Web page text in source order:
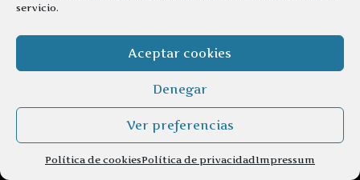
servicio.
Aceptar cookies
Denegar
Ver preferencias
Política de cookiesPolítica de privacidadImpressum